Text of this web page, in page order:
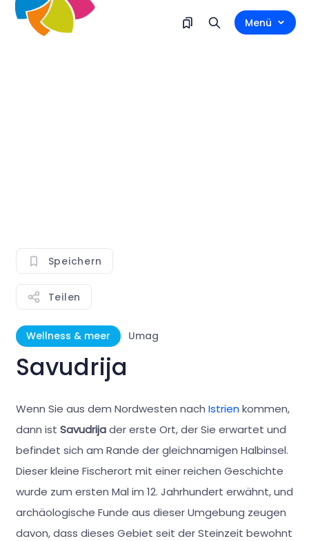
Menü
Speichern
Teilen
Wellness & meer Umag
Savudrija
Wenn Sie aus dem Nordwesten nach Istrienkommen,
dann ist Savudrijader erste Ort, der Sie erwartet und
befindet sich am Rande der gleichnamigen Halbinsel.
Dieser kleine Fischerort mit einer reichen Geschichte
wurde zum ersten Mal im 12. Jahrhundert erwähnt, und
archäologische Funde aus dieser Umgebung zeugen
davon, dass dieses Gebiet seit der Steinzeit bewohnt